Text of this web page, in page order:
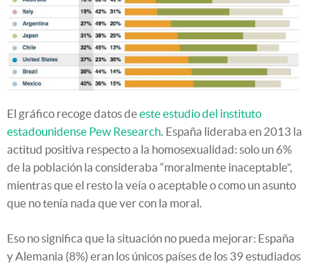
El gráfico recoge datos deeste estudio del instituto
estadounidense Pew Research . España lideraba en 2013 la
actitud positiva respecto a la homosexualidad: solo un 6%
de la población la consideraba “moralmente inaceptable”,
mientras que el resto la veía o aceptable o como un asunto
que no tenía nada que ver con la moral.
Eso no significa que la situación no pueda mejorar: España
y Alemania (8%) eran los únicos países de los 39 estudiados